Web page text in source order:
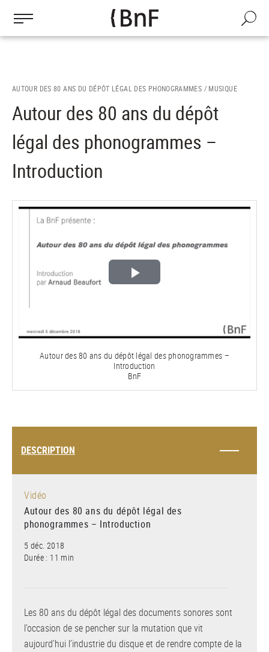
contenu
Recherche
AUTOUR DES 80 ANS DU DÉPÔT LÉGAL DES PHONOGRAMMES / MUSIQUE
Autour des 80 ans du dépôt
légal des phonogrammes –
Introduction
Lire
vidéo
Autour des 80 ans du dépôt légal des phonogrammes –
Introduction
BnF
DESCRIPTION
Vidéo
Autour des 80 ans du dépôt légal des
phonogrammes – Introduction
5 déc. 2018
Durée : 11 min
Les 80 ans du dépôt légal des documents sonores sont
l’occasion de se pencher sur la mutation que vit
aujourd’hui l’industrie du disque et de rendre compte de la